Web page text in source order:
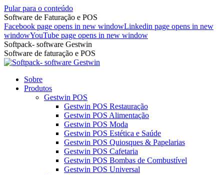
Pular para o conteúdo
Software de Faturação e POS
Facebook page opens in new windowLinkedin page opens in new
windowYouTube page opens in new window
Softpack- software Gestwin
Software de faturação e POS
Sobre
Produtos
Gestwin POS
Gestwin POS Restauração
Gestwin POS Alimentação
Gestwin POS Moda
Gestwin POS Estética e Saúde
Gestwin POS Quiosques & Papelarias
Gestwin POS Cafetaria
Gestwin POS Bombas de Combustível
Gestwin POS Universal